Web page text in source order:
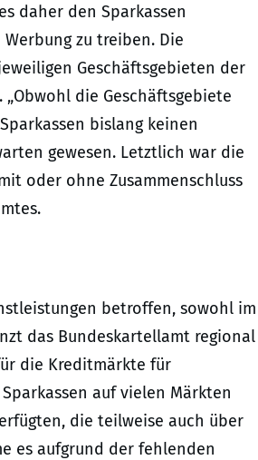
daher den Sparkassen
zu treiben. Die
Geschäftsgebieten der
die Geschäftsgebiete
bislang keinen
gewesen. Letztlich war die
oder ohne Zusammenschluss
betroffen, sowohl im
das Bundeskartellamt regional
die Kreditmärkte für
auf vielen Märkten
die teilweise auch über
es aufgrund der fehlenden